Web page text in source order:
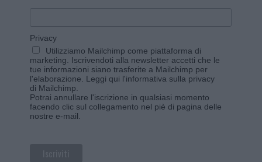
Privacy
Utilizziamo Mailchimp come piattaforma di
marketing. Iscrivendoti alla newsletter accetti che le
tue informazioni siano trasferite a Mailchimp per
l'elaborazione. Leggi qui l'informativa sulla privacy
di Mailchimp
Potrai annullare l'iscrizione in qualsiasi momento
facendo clic sul collegamento nel piè di pagina delle
nostre e-mail.